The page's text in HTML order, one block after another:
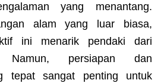
yang menantang.
alam yang luar biasa,
ini menarik pendaki dari
Namun, persiapan dan
tepat sangat penting untuk